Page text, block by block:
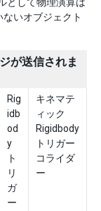
いオブジェクト
が送信されま
Rig
idb
od
y
ト
リ
ガ
ー
キネマテ
ィック
Rigidbody
トリガー
コライダ
ー